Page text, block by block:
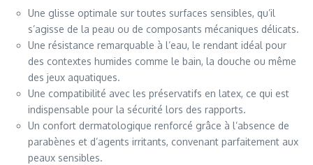
Une glisse optimale sur toutes surfaces sensibles, qu’il
s’agisse de la peau ou de composants mécaniques délicats.
Une résistance remarquable à l’eau, le rendant idéal pour
des contextes humides comme le bain, la douche ou même
des jeux aquatiques.
Une compatibilité avec les préservatifs en latex, ce qui est
indispensable pour la sécurité lors des rapports.
Un confort dermatologique renforcé grâce à l’absence de
parabènes et d’agents irritants, convenant parfaitement aux
peaux sensibles.